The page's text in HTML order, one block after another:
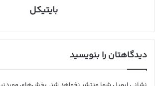
بایتیکل
دیدگاهتان را بنویسید